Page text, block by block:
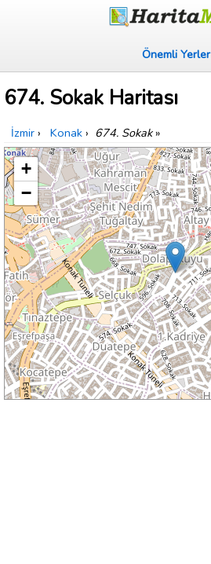
Önemli Yerler
674. Sokak Haritası
İzmir › Konak › 674. Sokak»
+
−